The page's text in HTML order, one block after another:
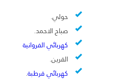
حولي.
صباح الاحمد.
كهربائي الفروانية
القرين.
كهربائي قرطبة.